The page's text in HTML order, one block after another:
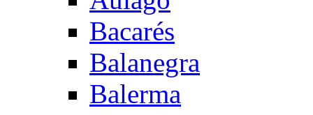
Bacarés
Balanegra
Balerma